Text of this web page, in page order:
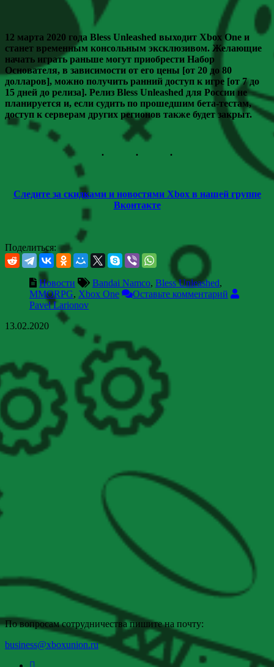
12 марта 2020 года Bless Unleashed выходит Xbox One и
станет временным консольным эксклюзивом. Желающие
начать играть раньше могут приобрести Набор
Основателя, в зависимости от его цены [от 20 до 80
долларов], можно получить ранний доступ к игре [от 7 до
15 дней до релиза]. Релиз Bless Unleashed для России не
планируется и, если судить по прошедшим бета-тестам,
доступ к серверам других регионов также будет закрыт.
Следите за скидками и новостями Xbox в нашей группе
Вконтакте
Поделиться:
Новости Bandai Namco, Bless Unleashed,
MMORPG, Xbox One
Оставьте комментарий
Pavel Larionov
13.02.2020
По вопросам сотрудничества пишите на почту:
business@xboxunion.ru